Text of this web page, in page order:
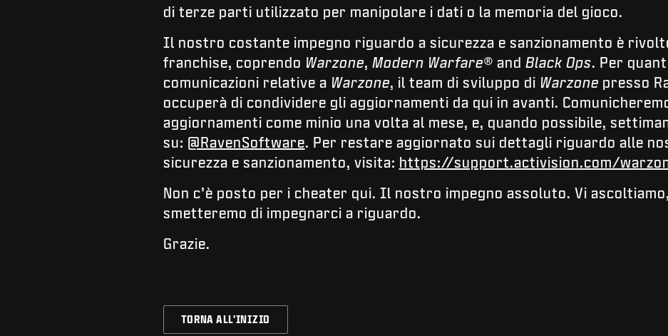
di terze parti utilizzato per manipolare i dati o la memoria del gioco.
Il nostro costante impegno riguardo a sicurezza e sanzionamento è
franchise, coprendo Warzone, Modern Warfare® and Black Ops. Per
comunicazioni relative a Warzone, il team di sviluppo di Warzone presso
occuperà di condividere gli aggiornamenti da qui in avanti.
aggiornamenti come minio una volta al mese, e, quando possibile,
su: @RavenSoftware. Per restare aggiornato sui dettagli riguardo alle
sicurezza e sanzionamento, visita: https://support.activision.com/
Non c’è posto per i cheater qui. Il nostro impegno assoluto. Vi
smetteremo di impegnarci a riguardo.
Grazie.
TORNA ALL'INIZIO